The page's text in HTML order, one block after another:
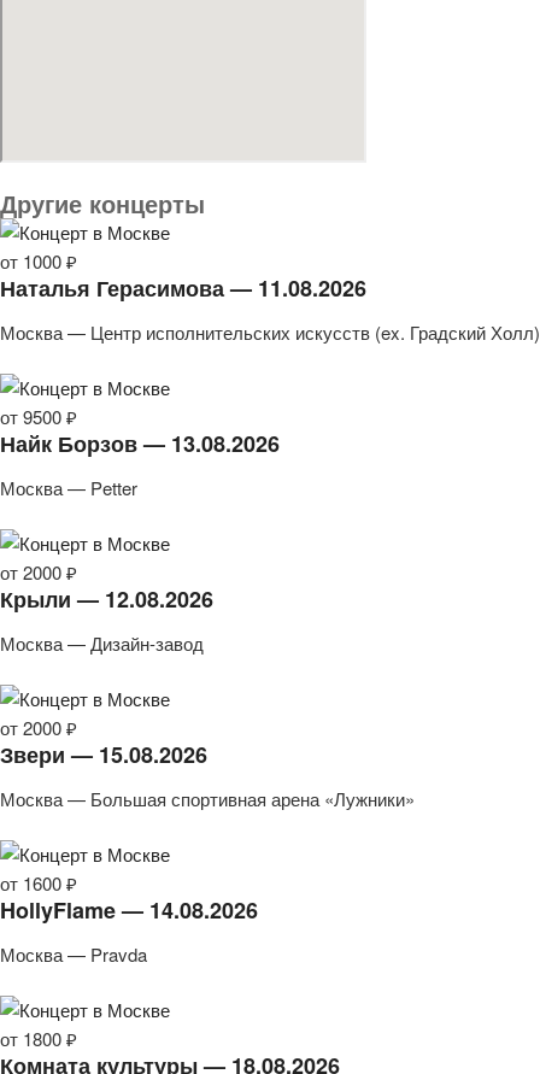
Другие концерты
от 1000 ₽
Наталья Герасимова — 11.08.2026
Москва — Центр исполнительских искусств (ex. Градский Холл)
от 9500 ₽
Найк Борзов — 13.08.2026
Москва — Petter
от 2000 ₽
Крыли — 12.08.2026
Москва — Дизайн-завод
от 2000 ₽
Звери — 15.08.2026
Москва — Большая спортивная арена «Лужники»
от 1600 ₽
HollyFlame — 14.08.2026
Москва — Pravda
от 1800 ₽
Комната культуры — 18.08.2026